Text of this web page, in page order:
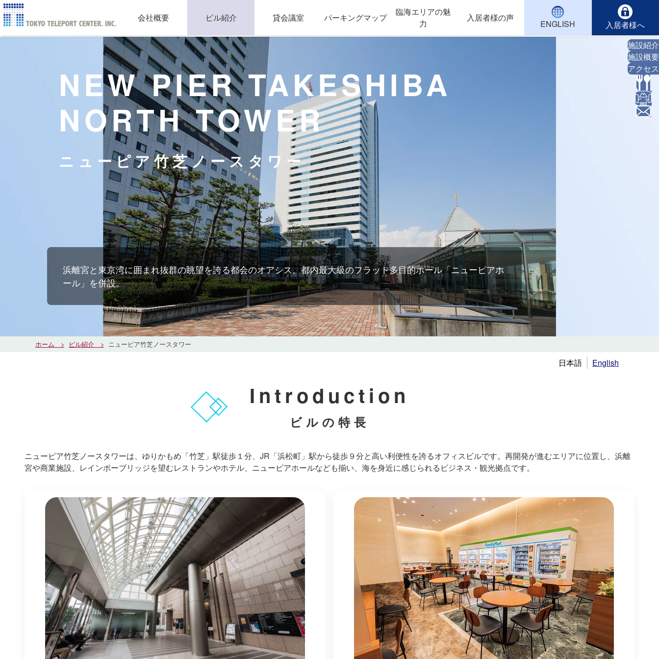
会社概要 ビル紹介 貸会議室 パーキングマップ
臨海エリアの魅
力
入居者様の声
ENGLISH 入居者様へ
NEW PIER TAKESHIBA
NORTH TOWER
ニューピア竹芝ノースタワー
浜離宮と東京湾に囲まれ抜群の眺望を誇る都会のオアシス。都内最大級のフラット多目的ホール「ニューピアホ
ール」を併設。
ホーム ビル紹介 ニューピア竹芝ノースタワー
日本語 English
施設紹介
施設概要
アクセス
Introduction
ビルの特長
ニューピア竹芝ノースタワーは、ゆりかもめ「竹芝」駅徒歩１分、JR「浜松町」駅から徒歩９分と高い利便性を誇るオフィスビルです。再開発が進むエリアに位置し、浜離
宮や商業施設、レインボーブリッジを望むレストランやホテル、ニューピアホールなども揃い、海を身近に感じられるビジネス・観光拠点です。